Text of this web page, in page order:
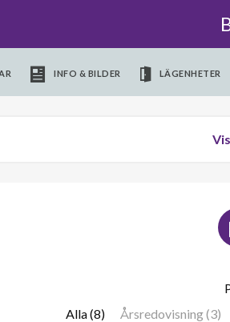
INFO & BILDER LÄGENHETER
Alla (8)
Årsredovisning (3)